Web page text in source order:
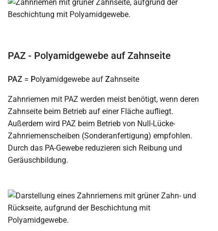
PAZ - Polyamidgewebe auf Zahnseite
PAZ = Polyamidgewebe auf Zahnseite
Zahnriemen mit PAZ werden meist benötigt, wenn deren
Zahnseite beim Betrieb auf einer Fläche aufliegt.
Außerdem wird PAZ beim Betrieb von Null-Lücke-
Zahnriemenscheiben (Sonderanfertigung) empfohlen.
Durch das PA-Gewebe reduzieren sich Reibung und
Geräuschbildung.